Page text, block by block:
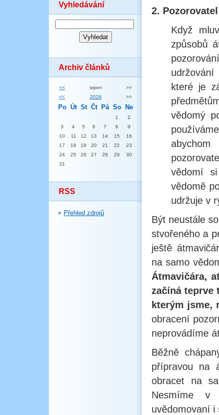
Vyhledávání
Archiv článků
<< srpen
>>
<<
2026 >>
Po Út St Čt Pá So Ne
1
2
3
4 5 6 7 8
9
10
11 12 13 14 15
16
17
18 19 20 21 22
23
24
25 26 27 28 29
30
31
RSS
Přehled zdrojů
2.
Když
způsobů
které je
vědomý
vědomí
vědomě
udržuje v
Být neustále
stvořeného a
ještě
na samo
Átmavičára,
začíná teprve
kterým jsme,
obracení
neprovádíme
Běžně
přípravou na
obracet na
Nesmíme v
uvědomovaní